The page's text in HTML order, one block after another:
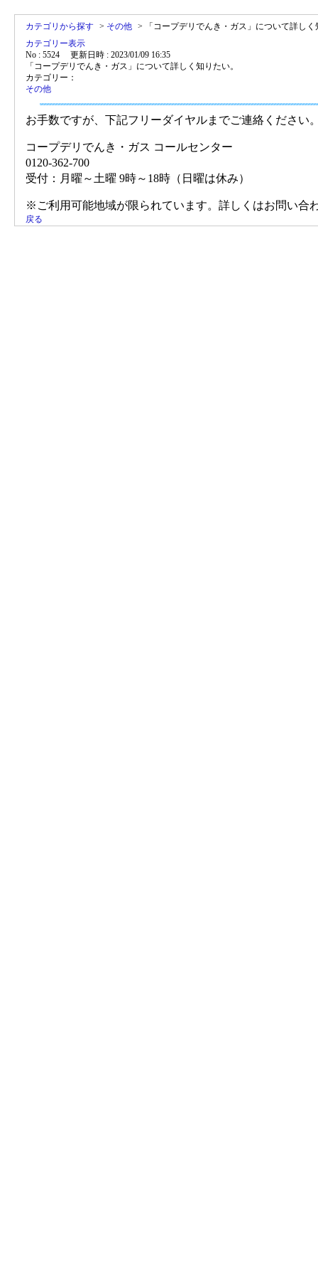
カテゴリから探す > その他 >
「コープデリでんき・ガス」について詳し
カテゴリー表示
No : 5524
更新日時 : 2023/01/09 16:35
「コープデリでんき・ガス」について詳しく知りたい。
カテゴリー：
その他
お手数ですが、下記フリーダイヤルまでご連絡ください
コープデリでんき・ガス コールセンター
0120-362-700
受付：月曜～土曜 9時～18時（日曜は休み）
※ご利用可能地域が限られています。詳しくはお問い合
戻る